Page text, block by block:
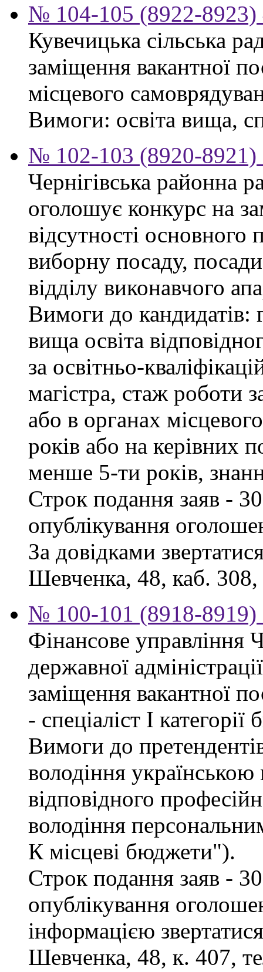
№ 104-105 (8922-8923)
Кувечицька сільська
заміщення вакантної
місцевого
Вимоги: освіта вища,
№ 102-103 (8920-8921)
Чернігівська районна
оголошує конкурс на
відсутності основного
виборну посаду,
відділу виконавчого
Вимоги до кандидатів:
вища освіта
за освітньо-
магістра, стаж роботи
або в органах
років або на керівних
менше 5-ти років,
Строк подання заяв -
опублікування
За довідками
Шевченка, 48, каб.
№ 100-101 (8918-8919)
Фінансове управління
державної
заміщення вакантної
- спеціаліст І
Вимоги до
володіння
відповідного
володіння
К місцеві бюджети").
Строк подання заяв -
опублікування
інформацією
Шевченка, 48, к. 407,